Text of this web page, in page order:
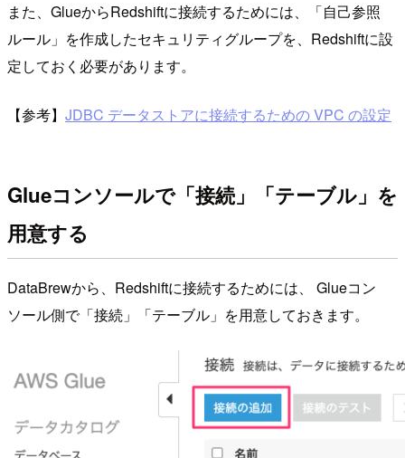
また、GlueからRedshiftに接続するためには、「自己参照
ルール」を作成したセキュリティグループを、Redshiftに設
定しておく必要があります。
【参考】 JDBC データストアに接続するための VPC の設定
Glueコンソールで「接続」「テーブル」を
用意する
DataBrewから、Redshiftに接続するためには、 Glueコン
ソール側で「接続」「テーブル」を用意しておきます。